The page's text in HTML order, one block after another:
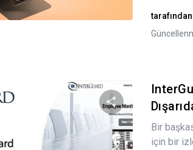
tarafından
Bu makaleyi
Bir
için bir